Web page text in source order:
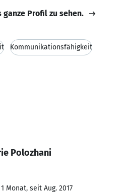
ganze Profil zu sehen.
Kommunikationsfähigkeit
Polozhani
Monat, seit Aug. 2017